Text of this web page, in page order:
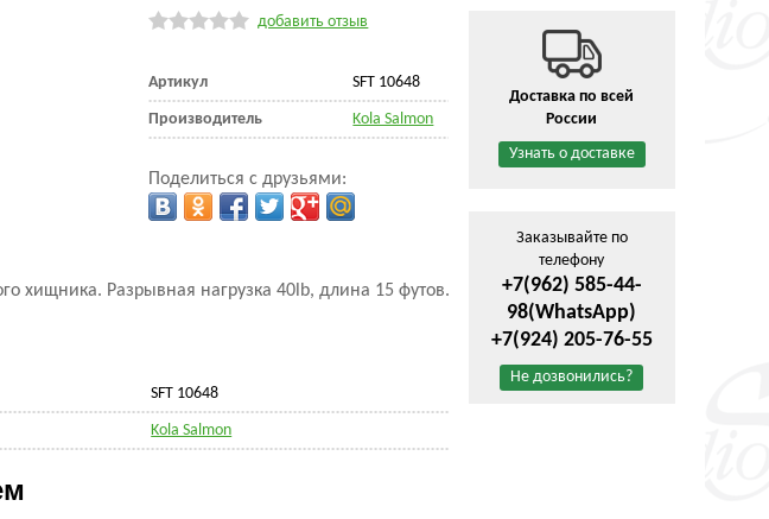
добавить отзыв
Артикул SFT 10648
Производитель Kola Salmon
Поделиться с друзьями:
хищника. Разрывная нагрузка 40lb, длина 15 футов.
SFT 10648
Kola Salmon
Доставка по всей
России
Узнать о доставке
Заказывайте по
телефону
+7(962) 585-44-
98(WhatsApp)
+7(924) 205-76-55
Не дозвонились?